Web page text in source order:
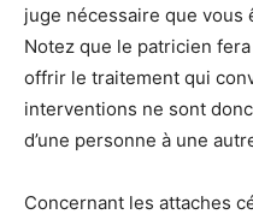
juge nécessaire que vous
Notez que le patricien
offrir le traitement qui
interventions ne sont
d’une personne à une
Concernant les attaches